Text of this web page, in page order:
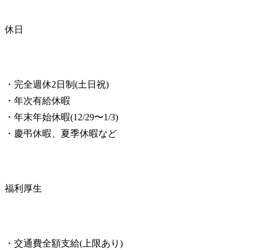
休日
・完全週休2日制(土日祝)
・年次有給休暇
・年末年始休暇(12/29〜1/3)
・慶弔休暇、夏季休暇など
福利厚生
・交通費全額支給(上限あり)